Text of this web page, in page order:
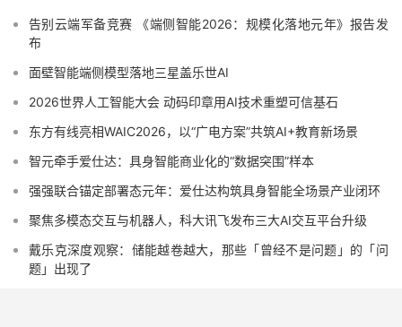
告别云端军备竞赛 《端侧智能2026：规模化落地元年》报告发
布
面壁智能端侧模型落地三星盖乐世AI
2026世界人工智能大会 动码印章用AI技术重塑可信基石
东方有线亮相WAIC2026，以“广电方案”共筑AI+教育新场景
智元牵手爱仕达：具身智能商业化的“数据突围”样本
强强联合锚定部署态元年：爱仕达构筑具身智能全场景产业闭环
聚焦多模态交互与机器人，科大讯飞发布三大AI交互平台升级
戴乐克深度观察：储能越卷越大，那些「曾经不是问题」的「问
题」出现了